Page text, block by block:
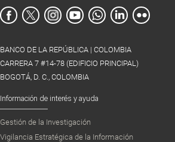
BANCO DE LA REPÚBLICA | COLOMBIA
CARRERA 7 #14-78 (EDIFICIO PRINCIPAL)
BOGOTÁ, D. C., COLOMBIA
Información de interés y ayuda
Gestión de la Investigación
Vigilancia Estratégica de la Información